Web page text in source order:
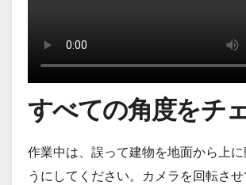
すべての角度をチ
作業中は、誤って建物を地面から上
うにしてください。カメラを回転さ